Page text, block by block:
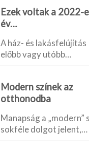
Ezek voltak a 2022-
év…
A ház- és lakásfelújítás
előbb vagy utóbb…
Modern színek az
otthonodba
Manapság a „modern”
sokféle dolgot jelent,…